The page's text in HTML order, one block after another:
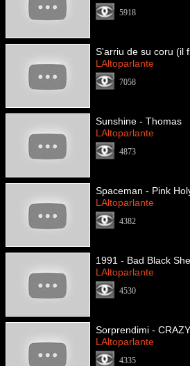
5918
S'arriu de su coru (il
LAltoparlante
7058
Sunshine - Thomas
LAltoparlante
4873
Spaceman - Pink
LAltoparlante
4382
1991 - Bad Black
LAltoparlante
4530
Sorprendimi -
LAltoparlante
4335